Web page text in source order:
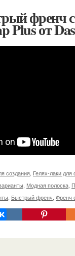
френч
Plus от
создания Гелях-лаки
Модная полоска
Быстрый френч Френч